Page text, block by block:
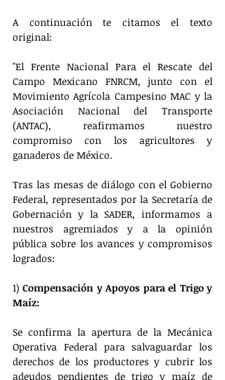
A continuación te citamos el texto
original:
"El Frente Nacional Para el Rescate del
Campo Mexicano FNRCM, junto con el
Movimiento Agrícola Campesino MAC y la
Asociación Nacional del Transporte
(ANTAC), reafirmamos nuestro
compromiso con los agricultores y
ganaderos de México.
Tras las mesas de diálogo con el Gobierno
Federal, representados por la Secretaría de
Gobernación y la SADER, informamos a
nuestros agremiados y a la opinión
pública sobre los avances y compromisos
logrados:
1) Compensación y Apoyos para el Trigo y
Maíz:
Se confirma la apertura de la Mecánica
Operativa Federal para salvaguardar los
derechos de los productores y cubrir los
adeudos pendientes de trigo y maíz de